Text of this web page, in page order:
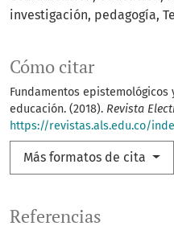
investigación pedagogía
Cómo citar
Fundamentos epistemológicos
educación. (2018). Revista
https://revistas.als.edu.co/
Más formatos de cita
Referencias